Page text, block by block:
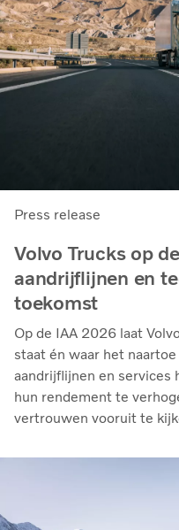
Press release
Volvo Trucks op
aandrijflijnen en
toekomst
Op de IAA 2026 laat
staat én waar het
aandrijflijnen en services
hun rendement te
vertrouwen vooruit te